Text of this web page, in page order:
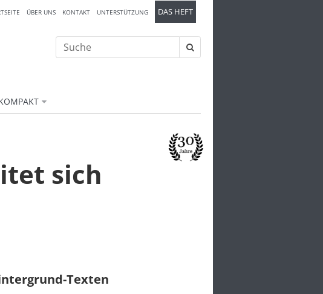
ÜBER UNS KONTAKT UNTERSTÜTZUNG DAS HEFT
Suche
nach:
sich
Texten